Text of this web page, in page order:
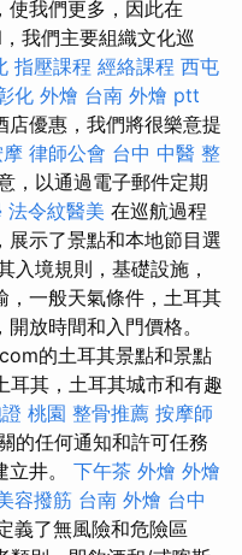
使我們更多，因此在
我們主要組織文化巡
指壓課程 經絡課程 西屯
化 外燴 台南 外燴 ptt
店優惠，我們將很樂意提
律師公會 台中 中醫 整
，以通過電子郵件定期
法令紋醫美 在巡航過程
展示了景點和本地節目選
入境規則，基礎設施，
，一般天氣條件，土耳其
放時間和入門價格。
的土耳其景點和景點
耳其，土耳其城市和有趣
桃園 整骨推薦 按摩師
的任何通知和許可任務
井。 下午茶 外燴 外燴
容撥筋 台南 外燴 台中
義了無風險和危險區